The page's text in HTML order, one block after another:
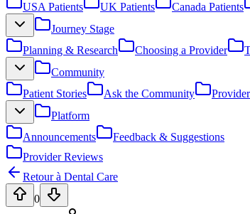
USA Patients
UK Patients Canada Patients
Journey Stage
Planning & Research
Choosing a Provider
Community
Patient Stories
Ask the Community
Platform
Announcements
Feedback & Suggestions
Provider Reviews
Retour à Dental Care
0